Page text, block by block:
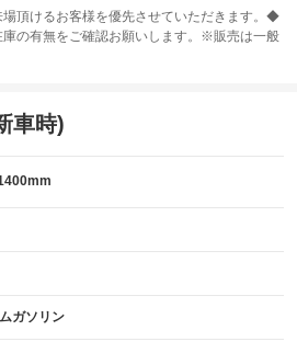
ABS
場頂けるお客様を優先させていただきます。◆
の有無をご確認お願いします。※販売は一般
車時)
ガソリン